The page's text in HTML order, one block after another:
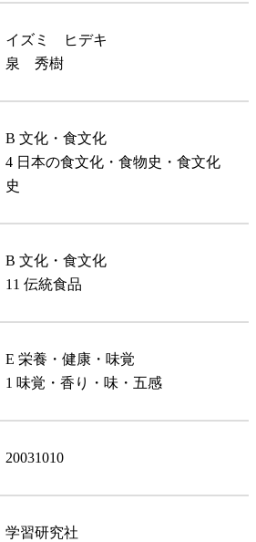
イズミ ヒデキ
泉 秀樹
B 文化・食文化
4 日本の食文化・食物史・食文化
史
B 文化・食文化
11 伝統食品
E 栄養・健康・味覚
1 味覚・香り・味・五感
20031010
学習研究社